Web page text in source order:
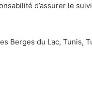
d’assurer le
Berges du Lac, Tunis,